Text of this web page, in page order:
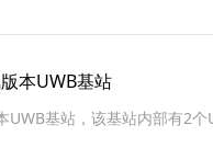
本UWB基站
基站，该基站内部有2